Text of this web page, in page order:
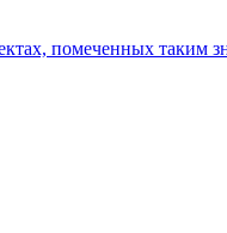
помеченных таким